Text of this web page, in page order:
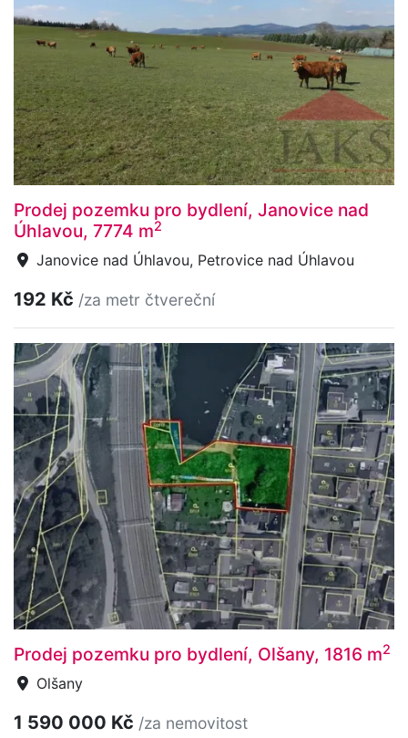
Prodej pozemku pro bydlení, Janovice nad
Úhlavou, 7774 m2
Janovice nad Úhlavou, Petrovice nad Úhlavou
192 Kč /za metr čtvereční
Prodej pozemku pro bydlení, Olšany, 1816 m2
Olšany
1 590 000 Kč /za nemovitost